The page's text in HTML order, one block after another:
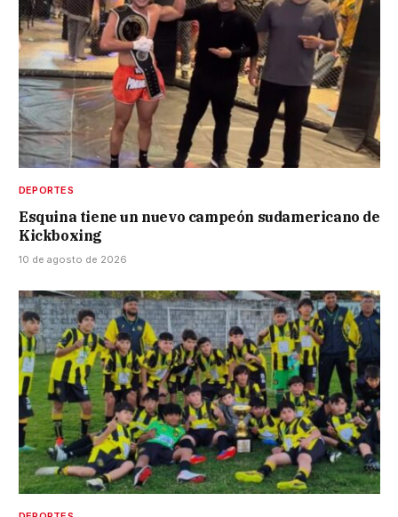
DEPORTES
Esquina tiene un nuevo campeón sudamericano de
Kickboxing
10 de agosto de 2026